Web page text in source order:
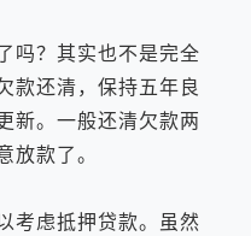
？其实也不是完全
款还清，保持五年良
新。一般还清欠款两
款了。
虑抵押贷款。虽然